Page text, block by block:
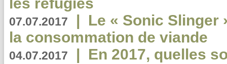
07.07.2017 | Le « Sonic Slinger
la consommation de viande
04.07.2017 | En 2017, quelles